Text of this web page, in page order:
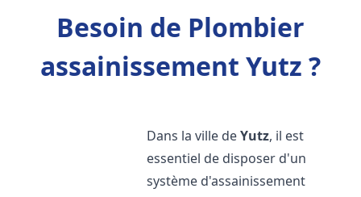
Besoin de Plombier
assainissement Yutz ?
Dans la ville deYutz, il est
essentiel de disposer d'un
système d'assainissement